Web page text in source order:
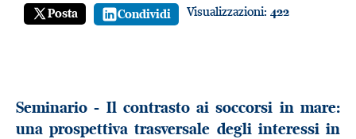
Posta Condividi Visualizzazioni: 422
Seminario - Il contrasto ai soccorsi in mare:
una prospettiva trasversale degli interessi in